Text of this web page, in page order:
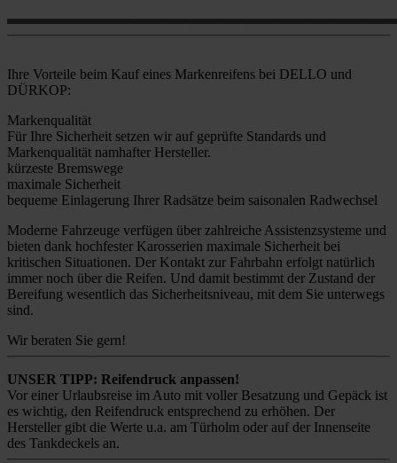
Ihre Vorteile beim Kauf eines Markenreifens bei DELLO und
DÜRKOP:
Markenqualität
Für Ihre Sicherheit setzen wir auf geprüfte Standards und
Markenqualität namhafter Hersteller.
kürzeste Bremswege
maximale Sicherheit
bequeme Einlagerung Ihrer Radsätze beim saisonalen Radwechsel
Moderne Fahrzeuge verfügen über zahlreiche Assistenzsysteme und
bieten dank hochfester Karosserien maximale Sicherheit bei
kritischen Situationen. Der Kontakt zur Fahrbahn erfolgt natürlich
immer noch über die Reifen. Und damit bestimmt der Zustand der
Bereifung wesentlich das Sicherheitsniveau, mit dem Sie unterwegs
sind.
Wir beraten Sie gern!
UNSER TIPP: Reifendruck anpassen!
Vor einer Urlaubsreise im Auto mit voller Besatzung und Gepäck ist
es wichtig, den Reifendruck entsprechend zu erhöhen. Der
Hersteller gibt die Werte u.a. am Türholm oder auf der Innenseite
des Tankdeckels an.